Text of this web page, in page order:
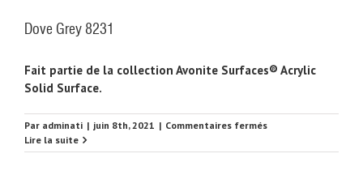
Dove Grey 8231
Fait partie de la collection Avonite Surfaces® Acrylic
Solid Surface.
Par adminati | juin 8th, 2021 | Commentaires ferméssur
Grey
Lire la suite